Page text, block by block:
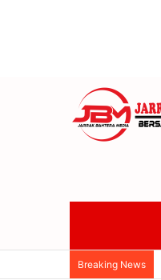
Breaking News